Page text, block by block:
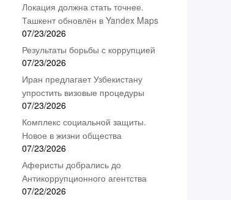
Локация должна стать точнее.
Ташкент обновлён в Yandex Maps
07/23/2026
Результаты борьбы с коррупцией
07/23/2026
Иран предлагает Узбекистану
упростить визовые процедуры
07/23/2026
Комплекс социальной защиты.
Новое в жизни общества
07/23/2026
Аферисты добрались до
Антикоррупционного агентства
07/22/2026